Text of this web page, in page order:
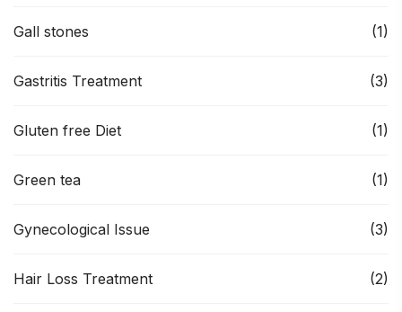
Gall stones (1)
Gastritis Treatment (3)
Gluten free Diet (1)
Green tea (1)
Gynecological Issue (3)
Hair Loss Treatment (2)